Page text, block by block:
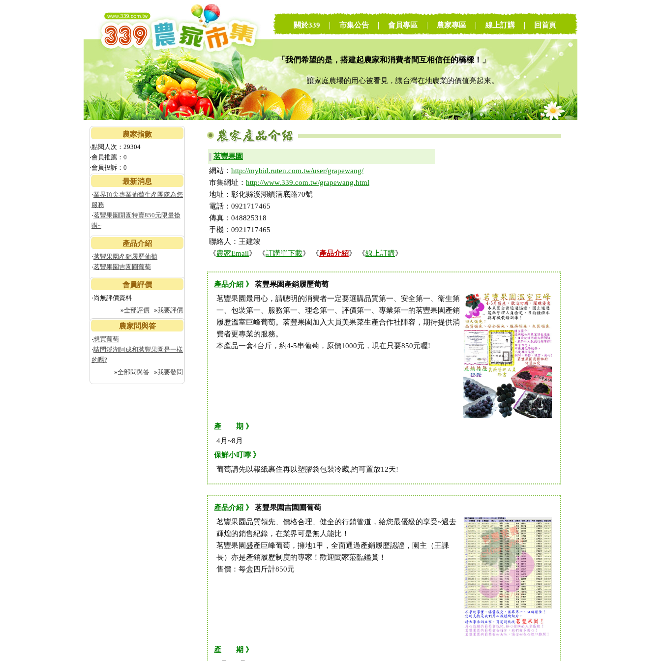
「我們希望的是，搭建起農家和消費者間互相信任的橋樑！」
讓家庭農場的用心被看見，讓台灣在地農業的價值亮起來。
關於339 市集公告 會員專區 農家專區 線上訂購 回首頁
農家指數
‧點閱人次：29304
‧會員推薦：0
‧會員投訴：0
最新消息
‧業界頂尖專業葡萄生產團隊為您
服務
‧茗豐果園開園特賣850元限量搶
購~
產品介紹
‧茗豐果園產銷履歷葡萄
‧茗豐果園吉園圃葡萄
會員評價
‧尚無評價資料
»全部評價 »我要評價
農家問與答
‧想買葡萄
‧請問溪湖阿成和茗豐果園是一樣
的嗎?
»全部問與答 »我要發問
茗豐果園
網站： http://mybid.ruten.com.tw/user/grapewang/
市集網址： http://www.339.com.tw/grapewang.html
地址：彰化縣溪湖鎮湳底路70號
電話：0921717465
傳真：048825318
手機：0921717465
聯絡人：王建竣
《農家Email》 《訂購單下載》 《產品介紹》 《線上訂購》
產品介紹 》
茗豐果園產銷履歷葡萄
茗豐果園最用心，請聰明的消費者一定要選購品質第一、安全第一、衛生第
一、包裝第一、服務第一、理念第一、評價第一、專業第一的茗豐果園產銷
履歷溫室巨峰葡萄。茗豐果園加入大員美果菜生產合作社陣容，期待提供消
費者更專業的服務。
本產品一盒4台斤，約4-5串葡萄，原價1000元，現在只要850元喔!
產 期 》
4月~8月
保鮮小叮嚀 》
葡萄請先以報紙裹住再以塑膠袋包裝冷藏,約可置放12天!
產品介紹 》
茗豐果園吉園圃葡萄
茗豐果園品質領先、價格合理、健全的行銷管道，給您最優級的享受~過去
輝煌的銷售紀錄，在業界可是無人能比！
茗豐果園盛產巨峰葡萄，擁地1甲，全面通過產銷履歷認證，園主（王課
長）亦是產銷履歷制度的專家！歡迎闔家蒞臨鑑賞！
售價：每盒四斤計850元
產 期 》